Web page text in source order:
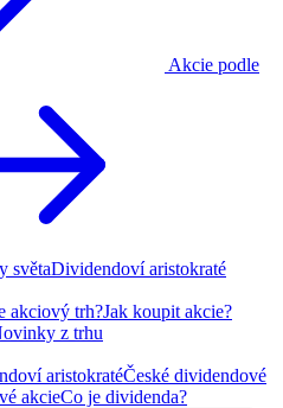
Akcie podle
světaDividendoví aristokraté
akciový trh?Jak koupit akcie?
z trhu
aristokratéČeské dividendové
akcieCo je dividenda?